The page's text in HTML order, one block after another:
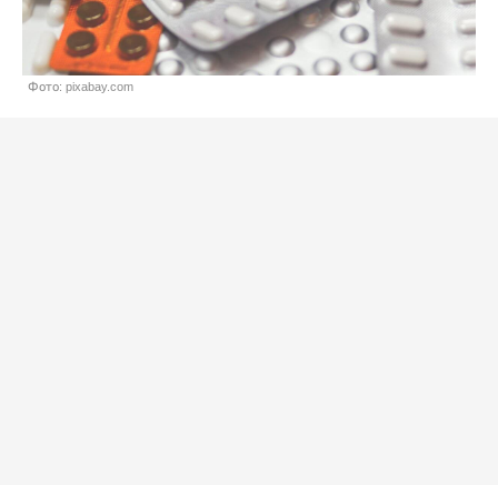
Фото: pixabay.com